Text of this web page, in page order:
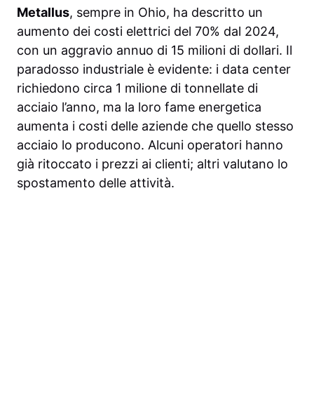
Metallus, sempre in Ohio, ha descritto un
aumento dei costi elettrici del 70% dal 2024,
con un aggravio annuo di 15 milioni di dollari. Il
paradosso industriale è evidente: i data center
richiedono circa 1 milione di tonnellate di
acciaio l’anno, ma la loro fame energetica
aumenta i costi delle aziende che quello stesso
acciaio lo producono. Alcuni operatori hanno
già ritoccato i prezzi ai clienti; altri valutano lo
spostamento delle attività.